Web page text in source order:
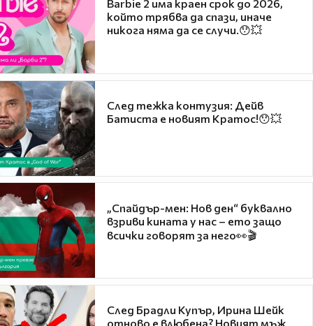
Barbie 2 има краен срок до 2026,
който трябва да спази, иначе
никога няма да се случи.😯💥
След тежка контузия: Дейв
Батиста е новият Кратос!😯💥
„Спайдър-мен: Нов ден“ буквално
взриви кината у нас – ето защо
всички говорят за него👀🎬
След Брадли Купър, Ирина Шейк
отново е влюбена? Новият мъж